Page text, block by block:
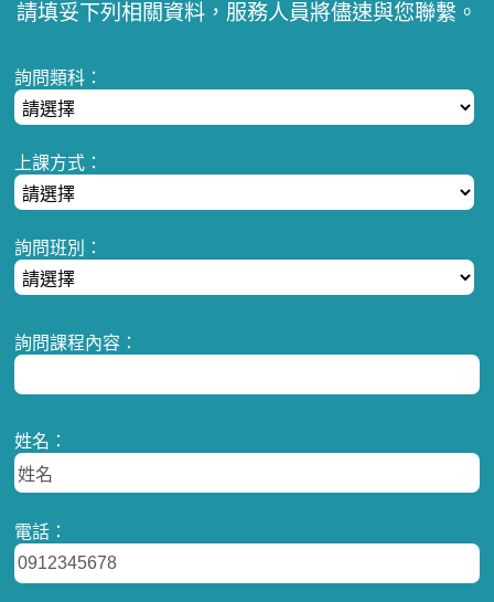
請填妥下列相關資料，服務人員將儘速與您聯繫。
詢問類科：
上課方式：
詢問班別：
詢問課程內容：
姓名：
電話：